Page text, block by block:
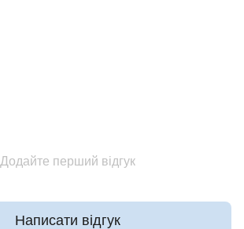
Додайте перший відгук
Написати відгук